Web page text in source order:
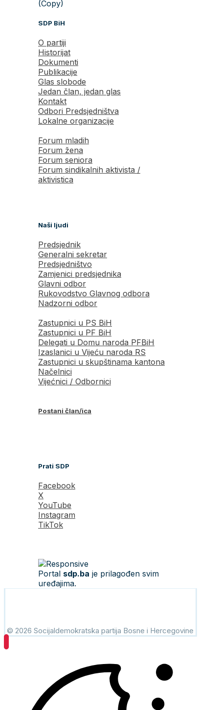
(Copy)
SDP BiH
O partiji
Historijat
Dokumenti
Publikacije
Glas slobode
Jedan član, jedan glas
Kontakt
Odbori Predsjedništva
Lokalne organizacije
Forum mladih
Forum žena
Forum seniora
Forum sindikalnih aktivista /
aktivistica
Naši ljudi
Predsjednik
Generalni sekretar
Predsjedništvo
Zamjenici predsjednika
Glavni odbor
Rukovodstvo Glavnog odbora
Nadzorni odbor
Zastupnici u PS BiH
Zastupnici u PF BiH
Delegati u Domu naroda PFBiH
Izaslanici u Vijeću naroda RS
Zastupnici u skupštinama kantona
Načelnici
Vijećnici / Odbornici
Postani član/ica
Prati SDP
Facebook
X
YouTube
Instagram
TikTok
Portal sdp.ba je prilagođen svim
uređajima.
© 2026 Socijaldemokratska partija Bosne i Hercegovine